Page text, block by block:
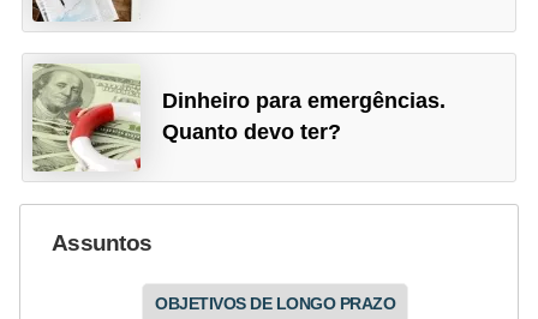
Dinheiro para emergências.
Quanto devo ter?
Assuntos
OBJETIVOS DE LONGO PRAZO